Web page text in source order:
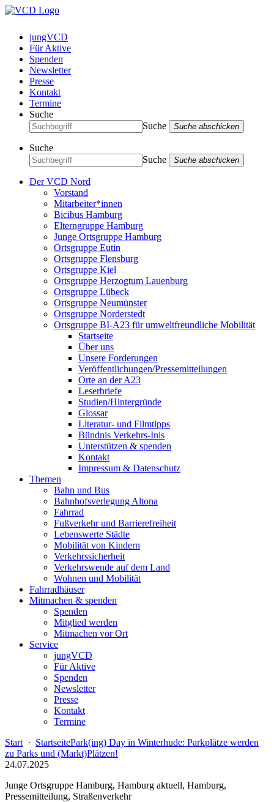
jungVCD
Für Aktive
Spenden
Newsletter
Presse
Kontakt
Termine
Suche
Suche
Suche abschicken
Suche
Suche
Suche abschicken
Der VCD Nord
Vorstand
Mitarbeiter*innen
Bicibus Hamburg
Elterngruppe Hamburg
Junge Ortsgruppe Hamburg
Ortsgruppe Eutin
Ortsgruppe Flensburg
Ortsgruppe Kiel
Ortsgruppe Herzogtum Lauenburg
Ortsgruppe Lübeck
Ortsgruppe Neumünster
Ortsgruppe Norderstedt
Ortsgruppe BI-A23 für umweltfreundliche Mobilität
Startseite
Über uns
Unsere Forderungen
Veröffentlichungen/Pressemitteilungen
Orte an der A23
Leserbriefe
Studien/Hintergründe
Glossar
Literatur- und Filmtipps
Bündnis Verkehrs-Inis
Unterstützen & spenden
Kontakt
Impressum & Datenschutz
Themen
Bahn und Bus
Bahnhofsverlegung Altona
Fahrrad
Fußverkehr und Barrierefreiheit
Lebenswerte Städte
Mobilität von Kindern
Verkehrssicherheit
Verkehrswende auf dem Land
Wohnen und Mobilität
Fahrradhäuser
Mitmachen & spenden
Spenden
Mitglied werden
Mitmachen vor Ort
Service
jungVCD
Für Aktive
Spenden
Newsletter
Presse
Kontakt
Termine
Start · StartseitePark(ing) Day in Winterhude: Parkplätze werden
zu Parks und (Markt)Plätzen!
24.07.2025
Junge Ortsgruppe Hamburg, Hamburg aktuell, Hamburg,
Pressemitteilung, Straßenverkehr